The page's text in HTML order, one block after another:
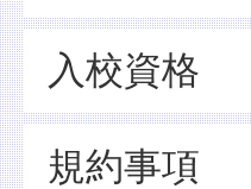
入校資格
規約事項